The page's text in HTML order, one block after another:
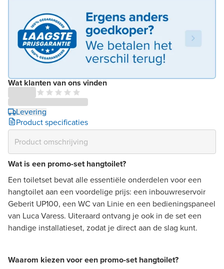
Wat klanten van ons vinden
Levering
Product specificaties
Wat is een promo-set hangtoilet?
Een toiletset bevat alle essentiële onderdelen voor een
hangtoilet aan een voordelige prijs: een inbouwreservoir
Geberit UP100, een WC van Linie en een bedieningspaneel
van Luca Varess. Uiteraard ontvang je ook in de set een
handige installatieset, zodat je direct aan de slag kunt.
Waarom kiezen voor een promo-set hangtoilet?